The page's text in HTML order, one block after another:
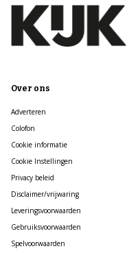
Over ons
Adverteren
Colofon
Cookie informatie
Cookie Instellingen
Privacy beleid
Disclaimer/vrijwaring
Leveringsvoorwaarden
Gebruiksvoorwaarden
Spelvoorwaarden